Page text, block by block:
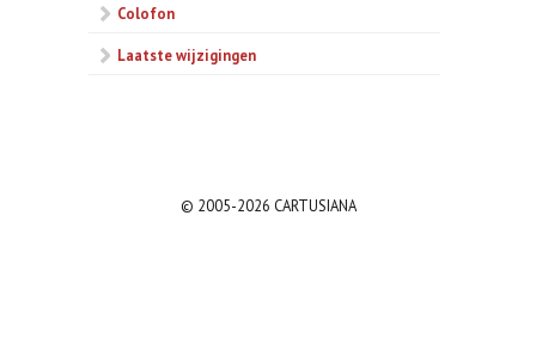
Colofon
Laatste wijzigingen
© 2005-2026 CARTUSIANA